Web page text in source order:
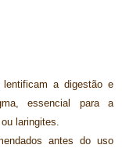
lentificam a digestão e
essencial para a
laringites.
antes do uso